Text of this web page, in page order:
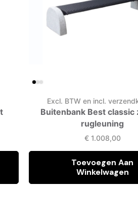
Excl. BTW en incl.
Buitenbank Best classic
rugleuning
€1.008,00
Toevoegen Aan
Winkelwagen